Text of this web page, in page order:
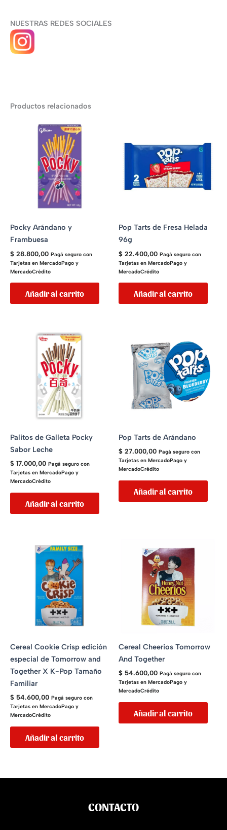
NUESTRAS REDES SOCIALES
Productos relacionados
Pocky Arándano y
Frambuesa
$ 28.800,00 Pagá seguro con
Tarjetas en MercadoPago y
MercadoCrédito
Añadir al carrito
Pop Tarts de Fresa Helada
96g
$ 22.400,00 Pagá seguro con
Tarjetas en MercadoPago y
MercadoCrédito
Añadir al carrito
Palitos de Galleta Pocky
Sabor Leche
$ 17.000,00 Pagá seguro con
Tarjetas en MercadoPago y
MercadoCrédito
Añadir al carrito
Pop Tarts de Arándano
$ 27.000,00 Pagá seguro con
Tarjetas en MercadoPago y
MercadoCrédito
Añadir al carrito
Cereal Cookie Crisp edición
especial de Tomorrow and
Together X K-Pop Tamaño
Familiar
$ 54.600,00 Pagá seguro con
Tarjetas en MercadoPago y
MercadoCrédito
Añadir al carrito
Cereal Cheerios Tomorrow
And Together
$ 54.600,00 Pagá seguro con
Tarjetas en MercadoPago y
MercadoCrédito
Añadir al carrito
CONTACTO